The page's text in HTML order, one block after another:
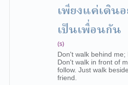
เพียงแค่เดิน
เป็นเพื่อนกัน
(s)
Don't walk behind me;
Don't walk in front of
follow. Just walk
friend.